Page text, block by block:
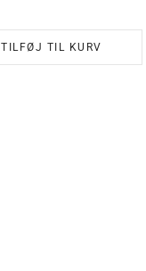
TILFØJ TIL KURV